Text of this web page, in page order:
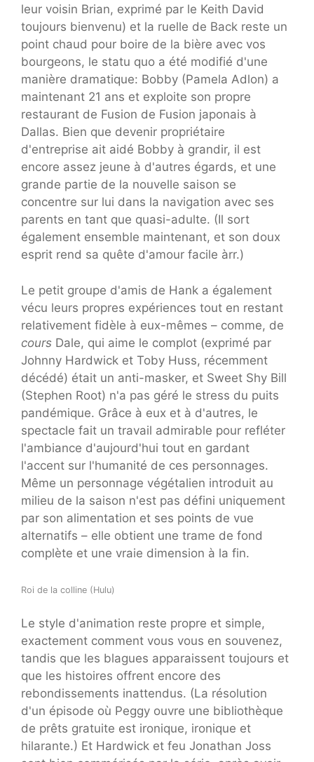
leur voisin Brian, exprimé par le Keith David
toujours bienvenu) et la ruelle de Back reste un
point chaud pour boire de la bière avec vos
bourgeons, le statu quo a été modifié d'une
manière dramatique: Bobby (Pamela Adlon) a
maintenant 21 ans et exploite son propre
restaurant de Fusion de Fusion japonais à
Dallas. Bien que devenir propriétaire
d'entreprise ait aidé Bobby à grandir, il est
encore assez jeune à d'autres égards, et une
grande partie de la nouvelle saison se
concentre sur lui dans la navigation avec ses
parents en tant que quasi-adulte. (Il sort
également ensemble maintenant, et son doux
esprit rend sa quête d'amour facile àrr.)
Le petit groupe d'amis de Hank a également
vécu leurs propres expériences tout en restant
relativement fidèle à eux-mêmes – comme, de
cours Dale, qui aime le complot (exprimé par
Johnny Hardwick et Toby Huss, récemment
décédé) était un anti-masker, et Sweet Shy Bill
(Stephen Root) n'a pas géré le stress du puits
pandémique. Grâce à eux et à d'autres, le
spectacle fait un travail admirable pour refléter
l'ambiance d'aujourd'hui tout en gardant
l'accent sur l'humanité de ces personnages.
Même un personnage végétalien introduit au
milieu de la saison n'est pas défini uniquement
par son alimentation et ses points de vue
alternatifs – elle obtient une trame de fond
complète et une vraie dimension à la fin.
Roi de la colline (Hulu)
Le style d'animation reste propre et simple,
exactement comment vous vous en souvenez,
tandis que les blagues apparaissent toujours et
que les histoires offrent encore des
rebondissements inattendus. (La résolution
d'un épisode où Peggy ouvre une bibliothèque
de prêts gratuite est ironique, ironique et
hilarante.) Et Hardwick et feu Jonathan Joss